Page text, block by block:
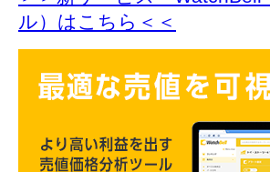
ル）はこちら＜＜